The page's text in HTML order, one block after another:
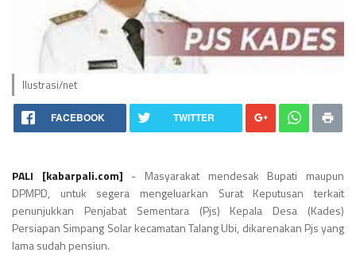
Ilustrasi/net
FACEBOOK TWITTER
PALI [kabarpali.com] - Masyarakat mendesak Bupati maupun
DPMPD, untuk segera mengeluarkan Surat Keputusan terkait
penunjukkan Penjabat Sementara (Pjs) Kepala Desa (Kades)
Persiapan Simpang Solar kecamatan Talang Ubi, dikarenakan Pjs yang
lama sudah pensiun.